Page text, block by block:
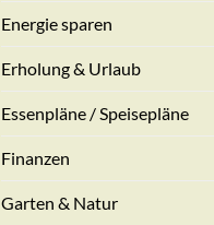
Energie sparen
Erholung & Urlaub
Essenpläne / Speisepläne
Finanzen
Garten & Natur